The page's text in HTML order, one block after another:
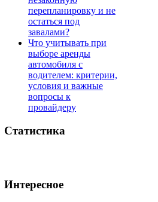
перепланировку и не
остаться под
завалами?
Что учитывать при
выборе аренды
автомобиля с
водителем: критерии,
условия и важные
вопросы к
провайдеру
Статистика
Интересное